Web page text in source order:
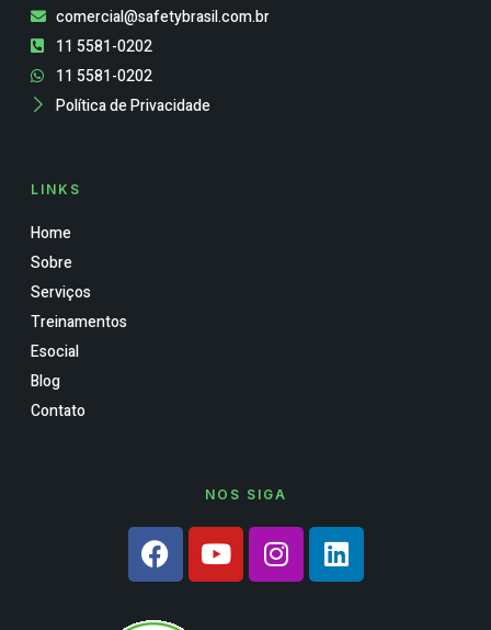
comercial@safetybrasil.com.br
11 5581-0202
11 5581-0202
Política de Privacidade
LINKS
Home
Sobre
Serviços
Treinamentos
Esocial
Blog
Contato
NOS SIGA